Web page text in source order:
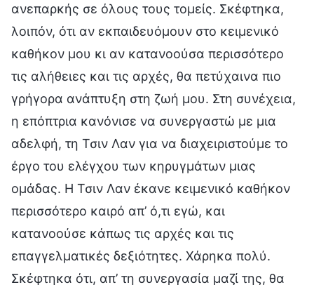
ανεπαρκής σε όλους τους τομείς. Σκέφτηκα,
λοιπόν, ότι αν εκπαιδευόμουν στο κειμενικό
καθήκον μου κι αν κατανοούσα περισσότερο
τις αλήθειες και τις αρχές, θα πετύχαινα πιο
γρήγορα ανάπτυξη στη ζωή μου. Στη συνέχεια,
η επόπτρια κανόνισε να συνεργαστώ με μια
αδελφή, τη Τσιν Λαν για να διαχειριστούμε το
έργο του ελέγχου των κηρυγμάτων μιας
ομάδας. Η Τσιν Λαν έκανε κειμενικό καθήκον
περισσότερο καιρό απ’ ό,τι εγώ, και
κατανοούσε κάπως τις αρχές και τις
επαγγελματικές δεξιότητες. Χάρηκα πολύ.
Σκέφτηκα ότι, απ’ τη συνεργασία μαζί της, θα